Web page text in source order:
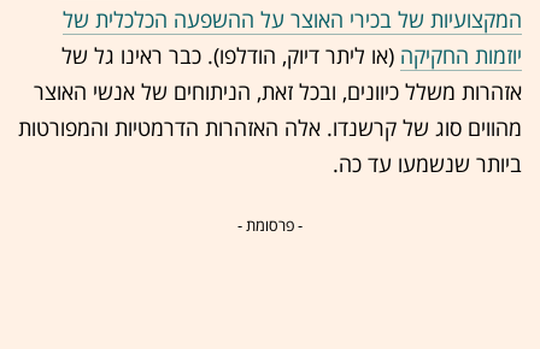
המקצועיות של בכירי האוצר על ההשפעה הכלכלית של
יוזמות החקיקה (או ליתר דיוק, הודלפו). כבר ראינו גל של
אזהרות משלל כיוונים, ובכל זאת, הניתוחים של אנשי האוצר
מהווים סוג של קרשנדו. אלה האזהרות הדרמטיות והמפורטות
ביותר שנשמעו עד כה.
- פרסומת -